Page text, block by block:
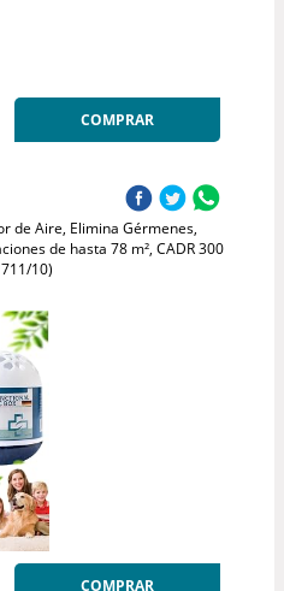
COMPRAR
de Aire, Elimina Gérmenes,
de hasta 78 m², CADR 300
10)
COMPRAR